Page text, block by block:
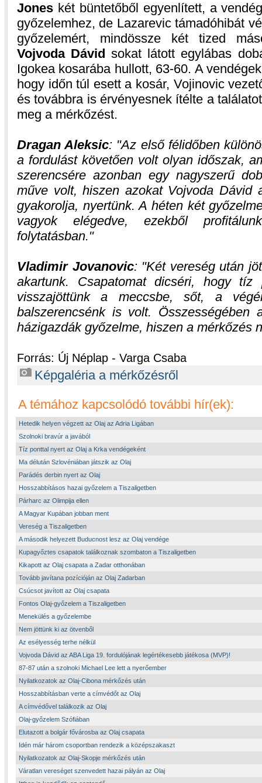
Jones két büntetőből egyenlített, a
győzelemhez, de Lazarevic támadóhibát
győzelemért, mindössze két tized
Vojvoda Dávid sokat látott egylábas
Igokea kosarába hullott, 63-60. A
hogy időn túl esett a kosár, Vojinovic
és továbbra is érvényesnek ítélte a
meg a mérkőzést.
Dragan Aleksic:
Az első félidőben
a fordulást követően volt olyan időszak,
szerencsére azonban egy nagyszerű
műve volt, hiszen azokat Vojvoda Dávid
gyakorolja, nyertünk. A héten két
vagyok elégedve, ezekből
folytatásban.
Vladimir Jovanovic:
Két vereség után
akartunk. Csapatomat dicséri, hogy
visszajöttünk a meccsbe, sőt, a
balszerencsénk is volt. Összességében
házigazdák győzelme, hiszen a mérkőzés
Forrás: Új Néplap - Varga Csaba
Képgaléria a mérkőzésről
A témához kapcsolódó további hír(ek):
Hetedik helyen végzett az Olaj az Adria Ligában
Szolnoki bravúr a javából
Tíz ponttal nyert az Olaj a Krka vendégeként
Ma délután Szlovéniában játszik az Olaj
Parádés derbin nyert az Olaj
Hosszabbításos hazai győzelem a Tiszaligetben
Párharc az Olimpija ellen
A Magyar Kupában jobban ment
Vereség a Tiszaligetben
A második helyezett Buducnost lesz az Olaj vendége
Kupagyőztes csapatok találkoznak szombaton a Tiszaligetben
Kikapott az Olaj csapata a Zadar otthonában
Tovább javítana pozícióján az Olaj Zadarban
Csúcsot javított az Olaj csapata
Fontos Olaj-győzelem a Tiszaligetben
Menekülés a győzelembe
Nem jöttünk ki az ötvenből
Az esélyesség terhe nélkül
Vojvoda Dávid az ABA Liga 19. fordulójának legértékesebb játékosa (MVP)!
87-87 után a szolnoki Michael Lee lett a nyerőember
Nyilatkozatok az Olaj-Cibona mérkőzés után
Hosszabbításban verte a címvédőt az Olaj
A címvédővel találkozik az Olaj
Olaj-győzelem Szófiában
Elutazott a bolgár fővárosba az Olaj csapata
Idén már három csoportban rendezik a középszakaszt
Nyilatkozatok az Olaj-Skopje mérkőzés után
Váratlan vereséget szenvedett hazai pályán az Olaj